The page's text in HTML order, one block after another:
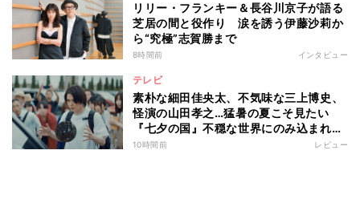
リリー・フランキー＆長谷川京子が語る
芝居の間と役作り 涙を誘う伊藤沙莉か
ら“究極”志賀勝まで
8時間前 インタビュー
テレビ
素朴な細田佳央太、不気味な三上博史、
怪演の山田孝之…猛暑の夏こそ見たい
『七夕の国』不穏な世界にのみ込まれる
超常ミステリー
10時間前 レビュー